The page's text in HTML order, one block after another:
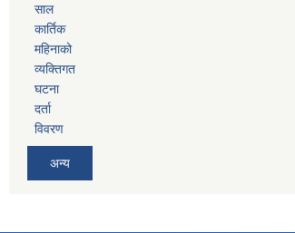
साल
कार्तिक
महिनाको
व्यक्तिगत
घटना
दर्ता
विवरण
अन्य